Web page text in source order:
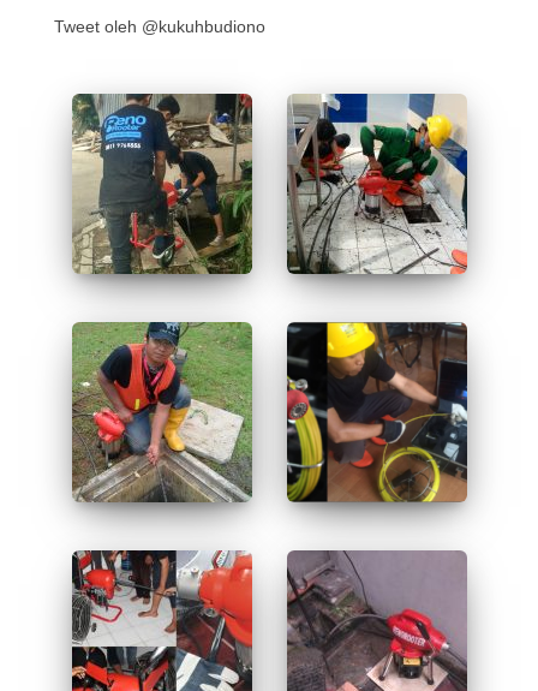
Tweet oleh @kukuhbudiono